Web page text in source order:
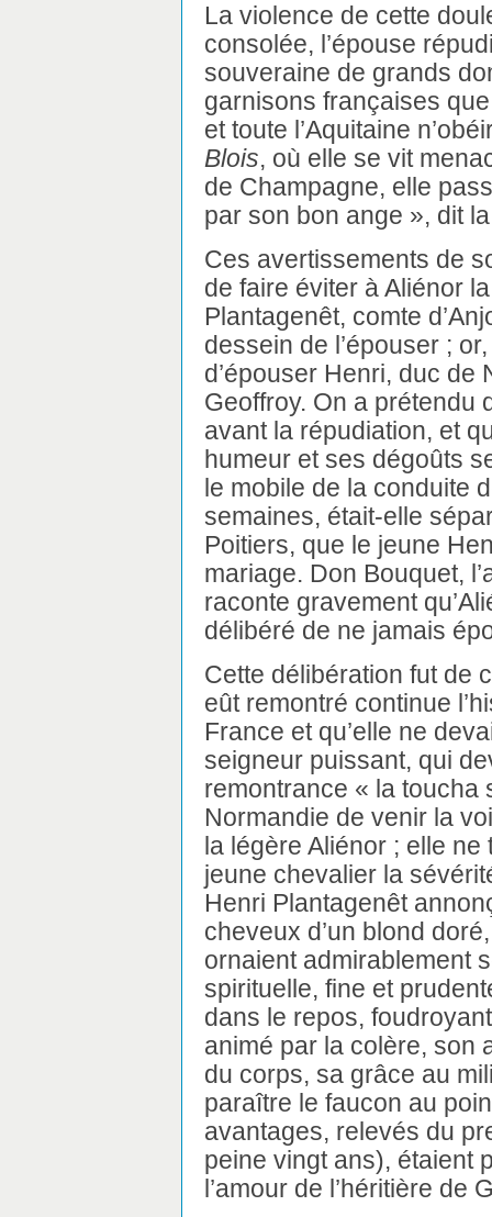
La violence de cette
consolée, l’épouse
souveraine de grands
garnisons françaises
et toute l’Aquitaine
Blois, où elle se vit
de Champagne, elle
par son bon ange », dit
Ces avertissements de
de faire éviter à Aliénor
Plantagenêt, comte
dessein de l’épouser ;
d’épouser Henri, duc de
Geoffroy. On a prétendu
avant la répudiation, et
humeur et ses dégoûts
le mobile de la conduite
semaines, était-elle
Poitiers, que le jeune
mariage. Don Bouquet,
raconte gravement
délibéré de ne jamais
Cette délibération fut de
eût remontré continue
France et qu’elle ne
seigneur puissant, qui
remontrance « la toucha
Normandie de venir la
la légère Aliénor ; elle
jeune chevalier la
Henri Plantagenêt
cheveux d’un blond
ornaient admirablement
spirituelle, fine et
dans le repos,
animé par la colère, son
du corps, sa grâce au
paraître le faucon au
avantages, relevés du
peine vingt ans), étaient
l’amour de l’héritière de